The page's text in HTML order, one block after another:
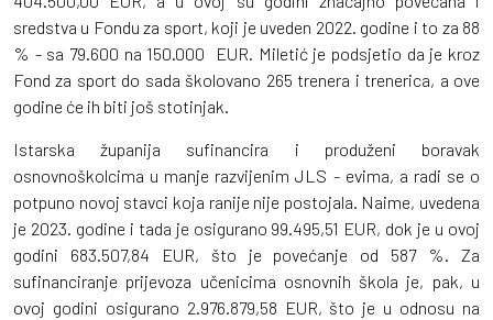
sredstva u Fondu za sport, koji je uveden 2022. godine i to za 88
% - sa 79.600 na 150.000 EUR. Miletić je podsjetio da je kroz
Fond za sport do sada školovano 265 trenera i trenerica, a ove
godine će ih biti još stotinjak.
Istarska županija sufinancira i produženi boravak
osnovnoškolcima u manje razvijenim JLS - evima, a radi se o
potpuno novoj stavci koja ranije nije postojala. Naime, uvedena
je 2023. godine i tada je osigurano 99.495,51 EUR, dok je u ovoj
godini 683.507,84 EUR, što je povećanje od 587 %. Za
sufinanciranje prijevoza učenicima osnovnih škola je, pak, u
ovoj godini osigurano 2.976.879,58 EUR, što je u odnosu na